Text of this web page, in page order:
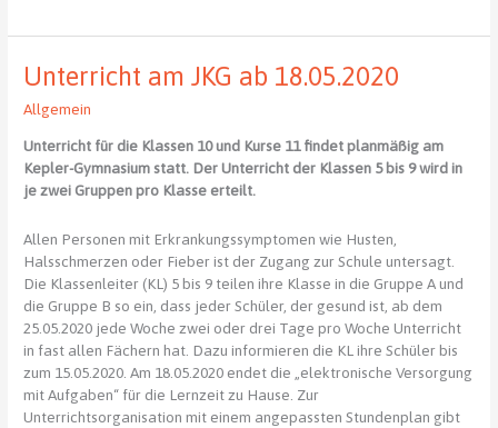
Unterricht am JKG ab 18.05.2020
Allgemein
Unterricht für die Klassen 10 und Kurse 11 findet planmäßig am
Kepler-Gymnasium statt. Der Unterricht der Klassen 5 bis 9 wird in
je zwei Gruppen pro Klasse erteilt.
Allen Personen mit Erkrankungssymptomen wie Husten,
Halsschmerzen oder Fieber ist der Zugang zur Schule untersagt.
Die Klassenleiter (KL) 5 bis 9 teilen ihre Klasse in die Gruppe A und
die Gruppe B so ein, dass jeder Schüler, der gesund ist, ab dem
25.05.2020 jede Woche zwei oder drei Tage pro Woche Unterricht
in fast allen Fächern hat. Dazu informieren die KL ihre Schüler bis
zum 15.05.2020. Am 18.05.2020 endet die „elektronische Versorgung
mit Aufgaben“ für die Lernzeit zu Hause. Zur
Unterrichtsorganisation mit einem angepassten Stundenplan gibt